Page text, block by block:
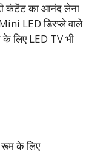
कंटेंट का आनंद लेना
LED डिस्प्ले वाले
के लिए LED TV भी
के लिए